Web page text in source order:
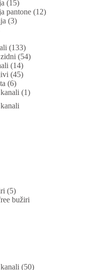
(15)
pantone (12)
(3)
(133)
(54)
(14)
(45)
(6)
(1)
(5)
bužiri
(50)